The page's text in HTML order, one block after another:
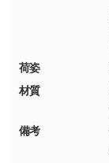
印刷した
合、シン
・デザイン
を生成して
URLをご指
いたしま
荷姿
材質
備考